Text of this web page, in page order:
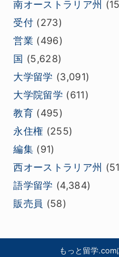
南オーストラリア州
受付 (273)
営業 (496)
国 (5,628)
大学留学 (3,091)
大学院留学 (611)
教育 (495)
永住権 (255)
編集 (91)
西オーストラリア州
語学留学 (4,384)
販売員 (58)
もっと留学